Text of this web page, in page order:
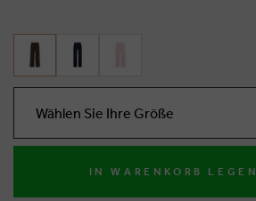
Wählen Sie Ihre Größe
IN WARENKORB LEGEN